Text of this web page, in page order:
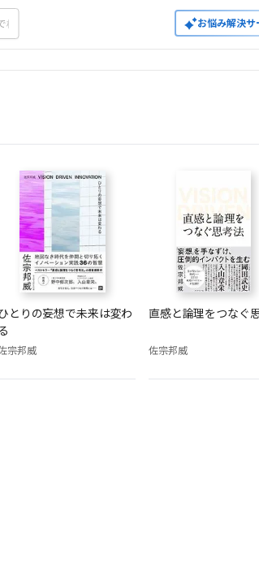
お悩み解決サ
とりの妄想で未来は変わ
宗邦威
直感と論理をつなぐ
佐宗邦威